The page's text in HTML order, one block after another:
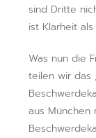
sind Dritte
ist Klarheit
Was nun die
teilen wir das
aus München